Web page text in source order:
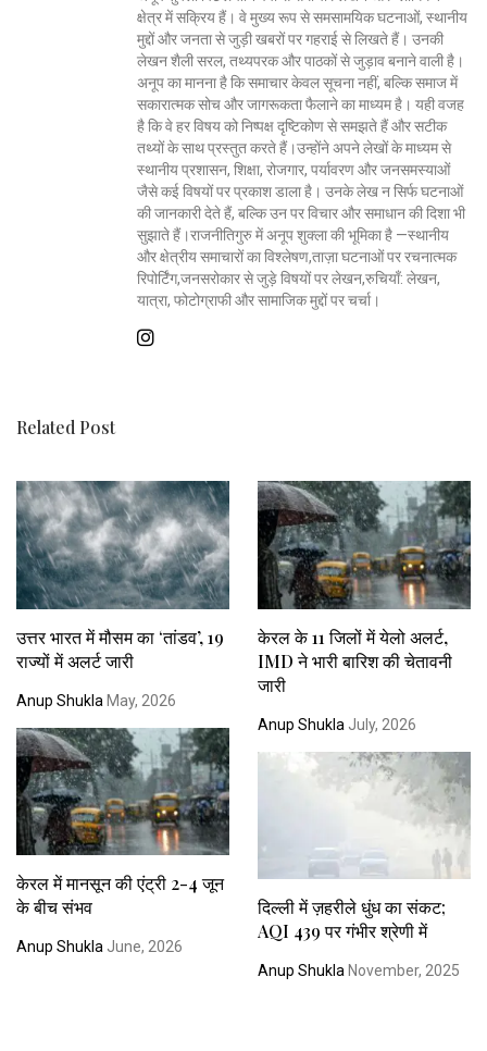
क्षेत्र में सक्रिय हैं। वे मुख्य रूप से समसामयिक घटनाओं, स्थानीय
मुद्दों और जनता से जुड़ी खबरों पर गहराई से लिखते हैं। उनकी
लेखन शैली सरल, तथ्यपरक और पाठकों से जुड़ाव बनाने वाली है।
अनूप का मानना है कि समाचार केवल सूचना नहीं, बल्कि समाज में
सकारात्मक सोच और जागरूकता फैलाने का माध्यम है। यही वजह
है कि वे हर विषय को निष्पक्ष दृष्टिकोण से समझते हैं और सटीक
तथ्यों के साथ प्रस्तुत करते हैं।उन्होंने अपने लेखों के माध्यम से
स्थानीय प्रशासन, शिक्षा, रोजगार, पर्यावरण और जनसमस्याओं
जैसे कई विषयों पर प्रकाश डाला है। उनके लेख न सिर्फ घटनाओं
की जानकारी देते हैं, बल्कि उन पर विचार और समाधान की दिशा भी
सुझाते हैं।राजनीतिगुरु में अनूप शुक्ला की भूमिका है —स्थानीय
और क्षेत्रीय समाचारों का विश्लेषण,ताज़ा घटनाओं पर रचनात्मक
रिपोर्टिंग,जनसरोकार से जुड़े विषयों पर लेखन,रुचियाँ: लेखन,
यात्रा, फोटोग्राफी और सामाजिक मुद्दों पर चर्चा।
Related Post
उत्तर भारत में मौसम का ‘तांडव’, 19
राज्यों में अलर्ट जारी
Anup Shukla May, 2026
केरल के 11 जिलों में येलो अलर्ट,
IMD ने भारी बारिश की चेतावनी
जारी
Anup Shukla July, 2026
केरल में मानसून की एंट्री 2-4 जून
के बीच संभव
Anup Shukla June, 2026
दिल्ली में ज़हरीले धुंध का संकट;
AQI 439 पर गंभीर श्रेणी में
Anup ShuklaNovember, 2025